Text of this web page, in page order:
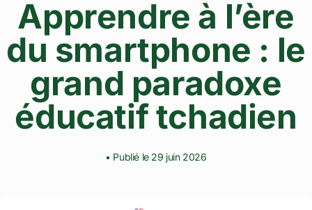
Apprendre à l’ère
du smartphone : le
grand paradoxe
éducatif tchadien
• Publié le 29 juin 2026